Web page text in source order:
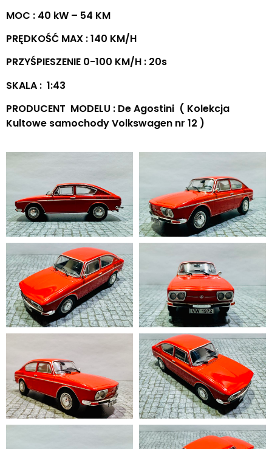
MOC : 40 kW – 54 KM
PRĘDKOŚĆ MAX : 140 KM/H
PRZYŚPIESZENIE 0-100 KM/H : 20s
SKALA : 1:43
PRODUCENT MODELU : De Agostini ( Kolekcja
Kultowe samochody Volkswagen nr 12 )